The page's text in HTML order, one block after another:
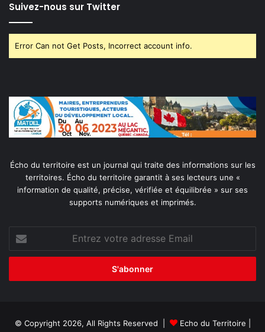
Suivez-nous sur Twitter
Error Can not Get Posts, Incorrect account info.
Écho du territoire est un journal qui traite des informations sur les
territoires. Écho du territoire garantit à ses lecteurs une «
information de qualité, précise, vérifiée et équilibrée » sur ses
supports numériques et imprimés.
votre
adresse
© Copyright 2026, All Rights Reserved | Echo du Territoire